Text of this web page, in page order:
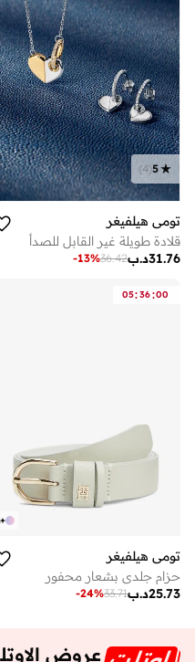
5
(
4
)
تومي هيلفيغر
قلادة طويلة غير القابل للصدأ
د.ب31.76
36.42
-13%
05:36:00
+
تومي هيلفيغر
حزام جلدي بشعار محفور
د.ب25.73
33.71
-24%
عروض